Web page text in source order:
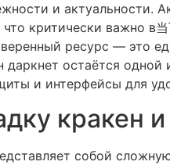
и актуальности.
критически важно в
ресурс — это
остаётся
и интерфейсы для
кракен
собой